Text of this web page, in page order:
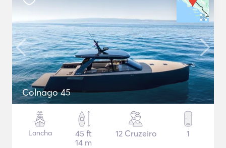
Colnago 45
Lancha
45 ft
14 m
12 Cruzeiro 1